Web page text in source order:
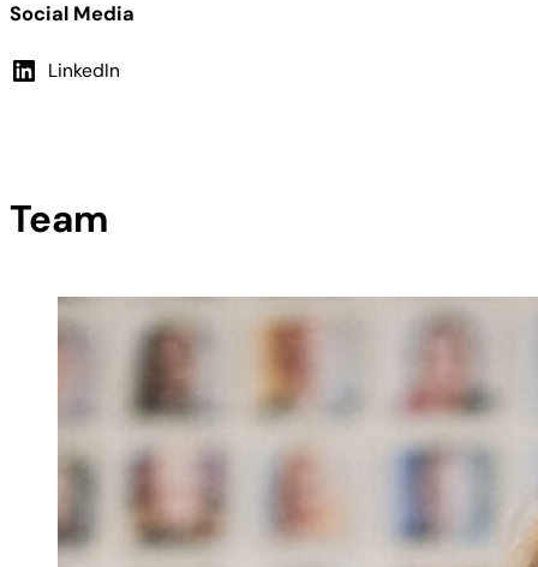
Social Media
LinkedIn
Team